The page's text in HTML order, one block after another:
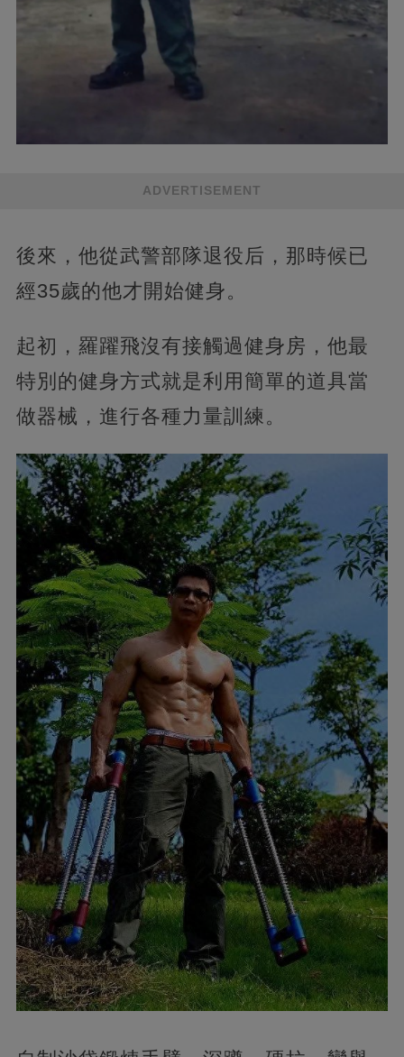
ADVERTISEMENT
後來，他從武警部隊退役后，那時候已
經35歲的他才開始健身。
起初，羅躍飛沒有接觸過健身房，他最
特別的健身方式就是利用簡單的道具當
做器械，進行各種力量訓練。